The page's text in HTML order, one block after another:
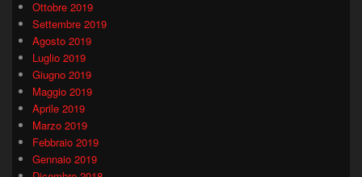
Ottobre 2019
Settembre 2019
Agosto 2019
Luglio 2019
Giugno 2019
Maggio 2019
Aprile 2019
Marzo 2019
Febbraio 2019
Gennaio 2019